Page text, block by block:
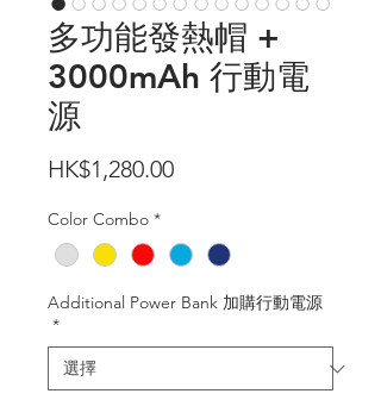
多功能發熱帽 +
3000mAh 行動電
源
HK$1,280.00價
Color Combo *
Additional Power Bank 加購行動電源
*